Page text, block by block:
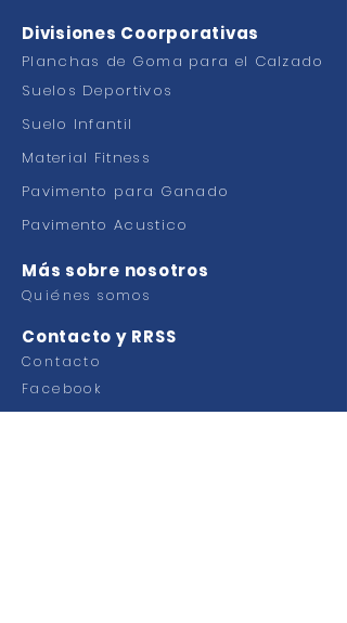
Divisiones Coorporativas
Planchas de Goma para el Calzado
Suelos Deportivos
Suelo Infantil
Material Fitness
Pavimento para Ganado
Pavimento Acustico
Más sobre nosotros
Quiénes somos
Contacto y RRSS
Contacto
Facebook